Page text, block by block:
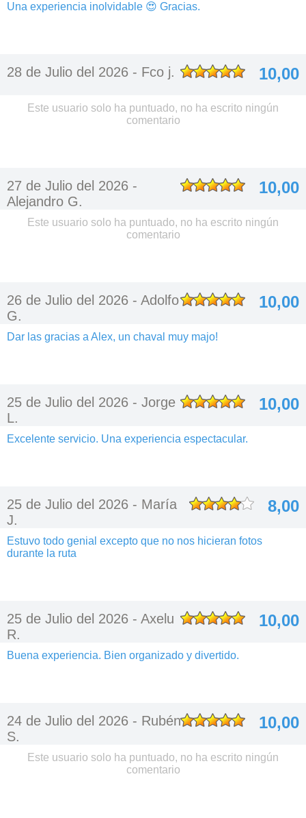
Una experiencia inolvidable 😍 Gracias.
28 de Julio del 2026 - Fco j. 10,00
Este usuario solo ha puntuado, no ha escrito ningún
comentario
27 de Julio del 2026 -
Alejandro G.
10,00
Este usuario solo ha puntuado, no ha escrito ningún
comentario
26 de Julio del 2026 - Adolfo
G.
10,00
Dar las gracias a Alex, un chaval muy majo!
25 de Julio del 2026 - Jorge
L.
10,00
Excelente servicio. Una experiencia espectacular.
25 de Julio del 2026 - María
J.
8,00
Estuvo todo genial excepto que no nos hicieran fotos
durante la ruta
25 de Julio del 2026 - Axelu
R.
10,00
Buena experiencia. Bien organizado y divertido.
24 de Julio del 2026 - Rubén
S.
10,00
Este usuario solo ha puntuado, no ha escrito ningún
comentario